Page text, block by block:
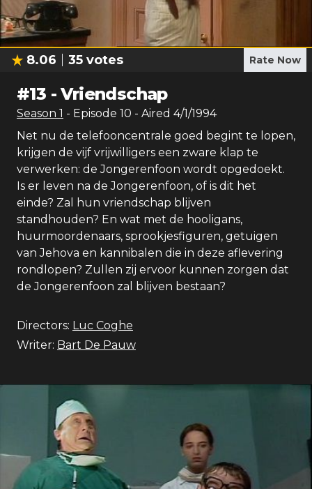
8.06 35 votes Rate Now
#13 -Vriendschap
Season 1 - Episode 10 - Aired 4/1/1994
Net nu de telefooncentrale goed begint te lopen,
krijgen de vijf vrijwilligers een zware klap te
verwerken: de Jongerenfoon wordt opgedoekt.
Is er leven na de Jongerenfoon, of is dit het
einde? Zal hun vriendschap blijven
standhouden? En wat met de hooligans,
huurmoordenaars, sprookjesfiguren, getuigen
van Jehova en kannibalen die in deze aflevering
rondlopen? Zullen zij ervoor kunnen zorgen dat
de Jongerenfoon zal blijven bestaan?
Directors: Luc Coghe
Writer: Bart De Pauw